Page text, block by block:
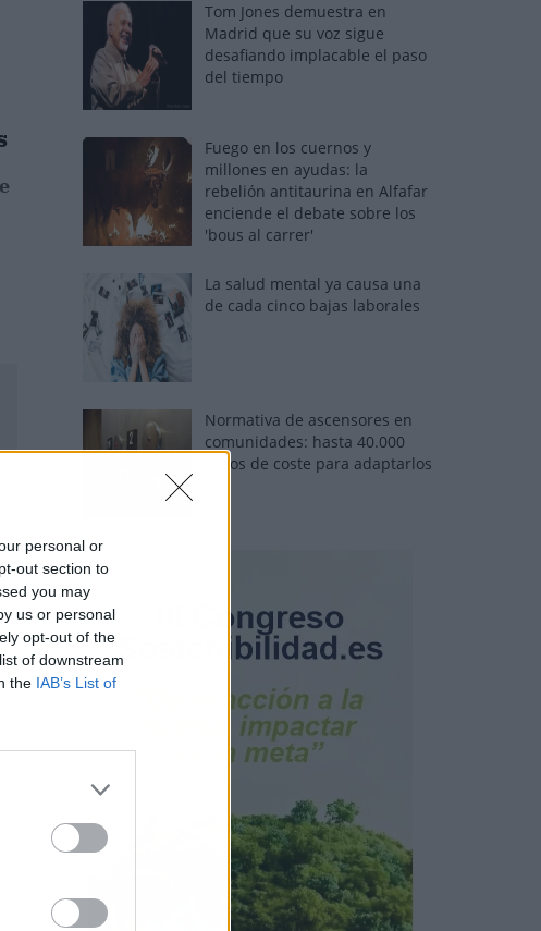
personal or
out section to
you may
us or personal
opt-out of the
of downstream
the IAB’s List of
Tom Jones demuestra en
Madrid que su voz sigue
desafiando implacable el paso
del tiempo
Fuego en los cuernos y
millones en ayudas: la
rebelión antitaurina en Alfafar
enciende el debate sobre los
'bous al carrer'
La salud mental ya causa una
de cada cinco bajas laborales
Normativa de ascensores en
comunidades: hasta 40.000
euros de coste para adaptarlos